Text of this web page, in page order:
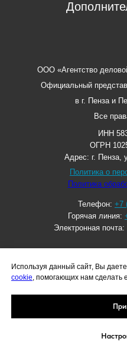
Используя данный сайт, Вы
cookie, помогающих нам сделать
ООО «Агентство
Официальный
в г. Пенза и
Все
Политика о
Политика
Телефон: +7
Горячая линия:
ИНН
ОГРН
Адрес: г. Пенза,
Электронная почта: